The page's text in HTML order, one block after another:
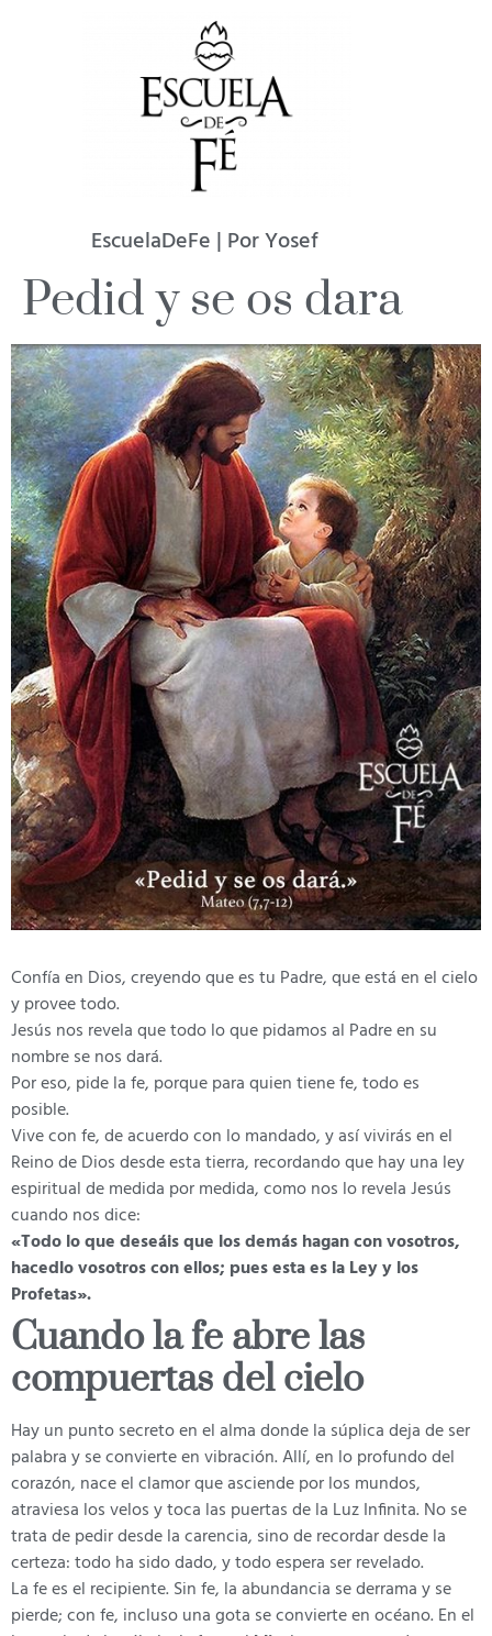
EscuelaDeFe | Por Yosef
Pedid y se os dara
Confía en Dios, creyendo que es tu Padre, que está en el cielo
y provee todo.
Jesús nos revela que todo lo que pidamos al Padre en su
nombre se nos dará.
Por eso, pide la fe, porque para quien tiene fe, todo es
posible.
Vive con fe, de acuerdo con lo mandado, y así vivirás en el
Reino de Dios desde esta tierra, recordando que hay una ley
espiritual de medida por medida, como nos lo revela Jesús
cuando nos dice:
«Todo lo que deseáis que los demás hagan con vosotros,
hacedlo vosotros con ellos; pues esta es la Ley y los
Profetas».
Cuando la fe abre las
compuertas del cielo
Hay un punto secreto en el alma donde la súplica deja de ser
palabra y se convierte en vibración. Allí, en lo profundo del
corazón, nace el clamor que asciende por los mundos,
atraviesa los velos y toca las puertas de la Luz Infinita. No se
trata de pedir desde la carencia, sino de recordar desde la
certeza: todo ha sido dado, y todo espera ser revelado.
La fe es el recipiente. Sin fe, la abundancia se derrama y se
pierde; con fe, incluso una gota se convierte en océano. En el